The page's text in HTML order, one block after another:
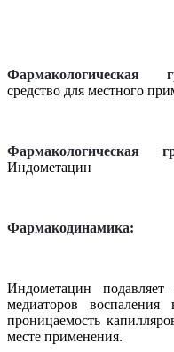
Фармакологическая
средство для местного
Индометацин
Фармакодинамика:
Индометацин
медиаторов воспаления
проницаемость
месте применения.